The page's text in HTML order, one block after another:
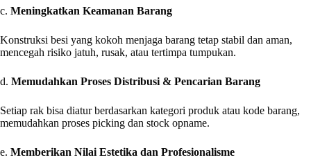
c. Meningkatkan Keamanan Barang
Konstruksi besi yang kokoh menjaga barang tetap stabil dan aman,
mencegah risiko jatuh, rusak, atau tertimpa tumpukan.
d. Memudahkan Proses Distribusi & Pencarian Barang
Setiap rak bisa diatur berdasarkan kategori produk atau kode barang,
memudahkan proses picking dan stock opname.
e. Memberikan Nilai Estetika dan Profesionalisme